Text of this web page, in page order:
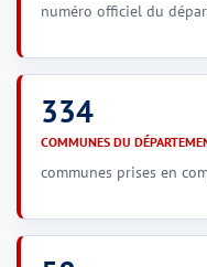
numéro officiel du
334
COMMUNES DU
communes prises en